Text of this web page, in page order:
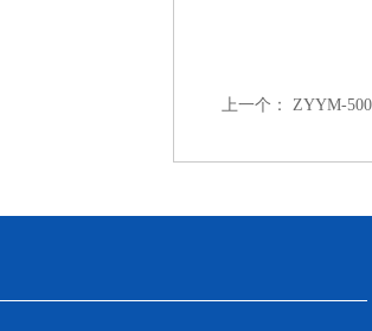
上一个： ZYYM-